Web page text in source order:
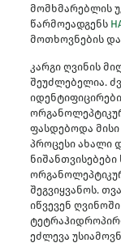
მომხმარებლის
წარმოეადგენს
მოთხოვნების
კარგი ღვინის
შეუძლებელია.
ფასდებოდა მისი
პროცესი ახალი
შეგვიყვანოს.
იწვევენ
ეძლევა